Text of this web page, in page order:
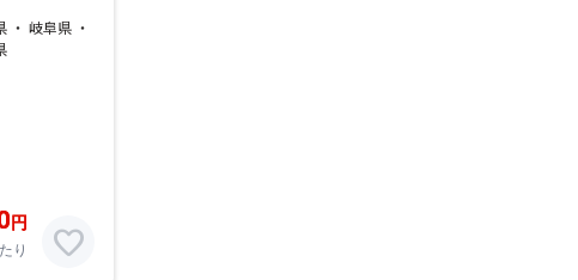
・ 岐阜県 ・
円
り favorite